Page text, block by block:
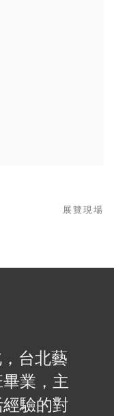
展覽現場
台北藝
業，主
驗的對